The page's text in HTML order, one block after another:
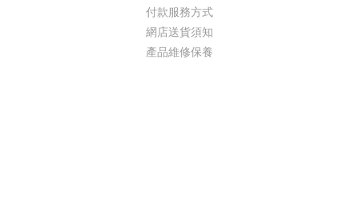
付款服務方式
網店送貨須知
產品維修保養